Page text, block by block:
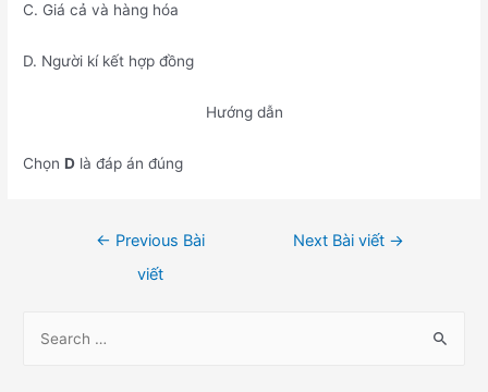
C. Giá cả và hàng hóa
D. Người kí kết hợp đồng
Hướng dẫn
ChọnD là đáp án đúng
← Previous Bài
viết
Next Bài viết →